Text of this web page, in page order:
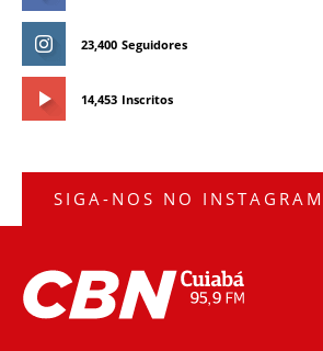
23,400 Seguidores
14,453 Inscritos
SIGA-NOS NO INSTAGRAM